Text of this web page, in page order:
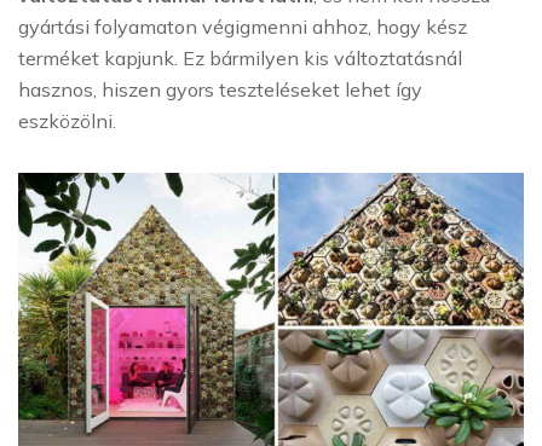
gyártási folyamaton végigmenni ahhoz, hogy kész
terméket kapjunk. Ez bármilyen kis változtatásnál
hasznos, hiszen gyors teszteléseket lehet így
eszközölni.